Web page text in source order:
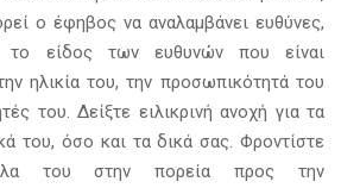
ο έφηβος να αναλαμβάνει ευθύνες,
το είδος των ευθυνών που είναι
ηλικία του, την προσωπικότητά του
του. Δείξτε ειλικρινή ανοχή για τα
του, όσο και τα δικά σας. Φροντίστε
του στην πορεία προς την